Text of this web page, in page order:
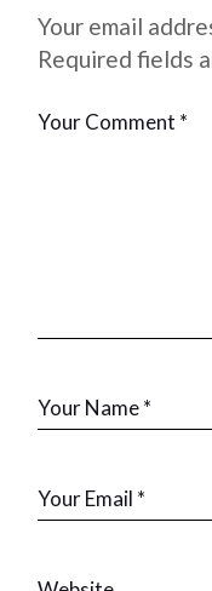
Your email
Required fields